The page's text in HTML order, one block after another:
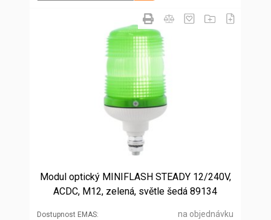
Modul optický MINIFLASH STEADY 12/240V,
ACDC, M12, zelená, světle šedá 89134
Dostupnost EMAS na objednávku